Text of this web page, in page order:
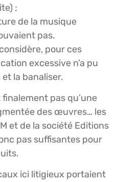
;
de la musique
pas.
pour ces
excessive n’a pu
la banaliser.
finalement pas qu’une
des œuvres… les
et de la société Editions
pas suffisantes pour
ici litigieux portaient